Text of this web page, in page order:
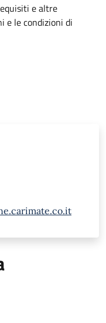
e altre
e le condizioni di